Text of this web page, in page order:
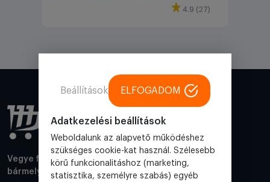
4.9 (27)
Vegye fel velünk a kapcsolatot elérhetőségeink
bármelyikén.
Adatkezelési beállítások
Weboldalunk az alapvető működéshez
szükséges cookie-kat használ. Szélesebb
körű funkcionalitáshoz (marketing,
statisztika, személyre szabás) egyéb
Beállítások ELFOGADOM